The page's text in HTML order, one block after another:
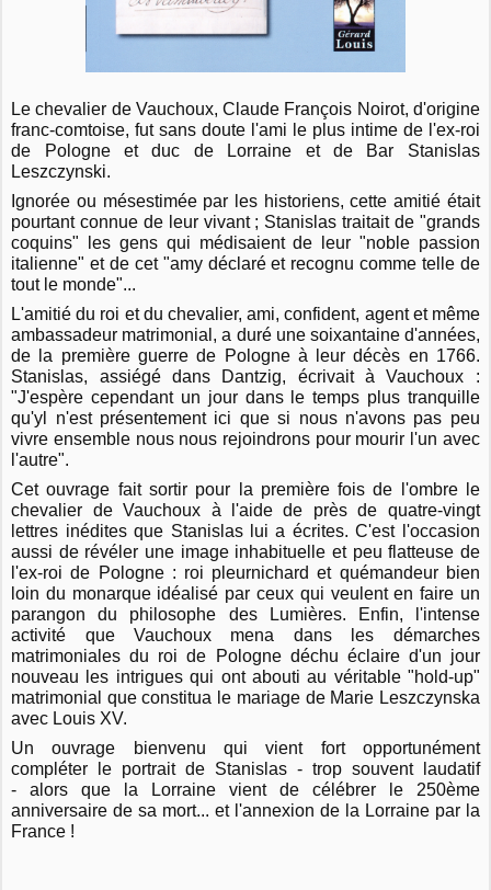
Le chevalier de Vauchoux, Claude François Noirot, d'origine
franc-comtoise, fut sans doute l'ami le plus intime de l'ex-roi
de Pologne et duc de Lorraine et de Bar Stanislas
Leszczynski.
Ignorée ou mésestimée par les historiens, cette amitié était
pourtant connue de leur vivant ; Stanislas traitait de "grands
coquins" les gens qui médisaient de leur "noble passion
italienne" et de cet "amy déclaré et recognu comme telle de
tout le monde"...
L'amitié du roi et du chevalier, ami, confident, agent et même
ambassadeur matrimonial, a duré une soixantaine d'années,
de la première guerre de Pologne à leur décès en 1766.
Stanislas, assiégé dans Dantzig, écrivait à Vauchoux :
"J'espère cependant un jour dans le temps plus tranquille
qu'yl n'est présentement ici que si nous n'avons pas peu
vivre ensemble nous nous rejoindrons pour mourir l'un avec
l'autre".
Cet ouvrage fait sortir pour la première fois de l'ombre le
chevalier de Vauchoux à l'aide de près de quatre-vingt
lettres inédites que Stanislas lui a écrites. C'est l'occasion
aussi de révéler une image inhabituelle et peu flatteuse de
l'ex-roi de Pologne : roi pleurnichard et quémandeur bien
loin du monarque idéalisé par ceux qui veulent en faire un
parangon du philosophe des Lumières. Enfin, l'intense
activité que Vauchoux mena dans les démarches
matrimoniales du roi de Pologne déchu éclaire d'un jour
nouveau les intrigues qui ont abouti au véritable "hold-up"
matrimonial que constitua le mariage de Marie Leszczynska
avec Louis XV.
Un ouvrage bienvenu qui vient fort opportunément
compléter le portrait de Stanislas - trop souvent laudatif
- alors que la Lorraine vient de célébrer le 250ème
anniversaire de sa mort... et l'annexion de la Lorraine par la
France !